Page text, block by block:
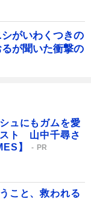
がいわくつきの
が聞いた衝撃の
ュにもガムを愛
ト 山中千尋さ
】
PR
こと、救われる